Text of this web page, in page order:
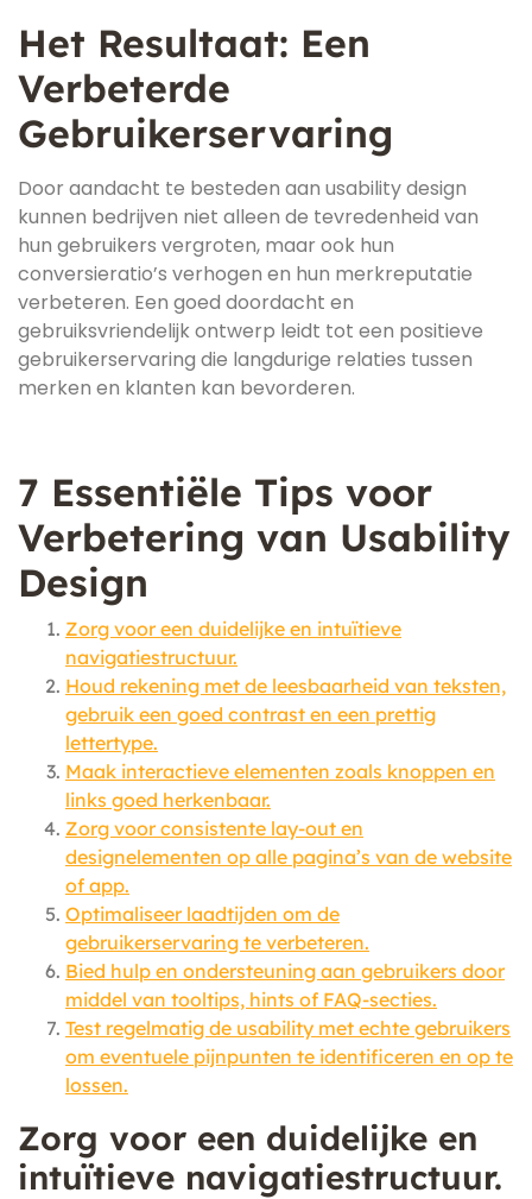
Het Resultaat: Een
Verbeterde
Gebruikerservaring
Door aandacht te besteden aan usability design
kunnen bedrijven niet alleen de tevredenheid van
hun gebruikers vergroten, maar ook hun
conversieratio’s verhogen en hun merkreputatie
verbeteren. Een goed doordacht en
gebruiksvriendelijk ontwerp leidt tot een positieve
gebruikerservaring die langdurige relaties tussen
merken en klanten kan bevorderen.
7 Essentiële Tips voor
Verbetering van Usability
Design
Zorg voor een duidelijke en intuïtieve
navigatiestructuur.
Houd rekening met de leesbaarheid van teksten,
gebruik een goed contrast en een prettig
lettertype.
Maak interactieve elementen zoals knoppen en
links goed herkenbaar.
Zorg voor consistente lay-out en
designelementen op alle pagina’s van de website
of app.
Optimaliseer laadtijden om de
gebruikerservaring te verbeteren.
Bied hulp en ondersteuning aan gebruikers door
middel van tooltips, hints of FAQ-secties.
Test regelmatig de usability met echte gebruikers
om eventuele pijnpunten te identificeren en op te
lossen.
Zorg voor een duidelijke en
intuïtieve navigatiestructuur.